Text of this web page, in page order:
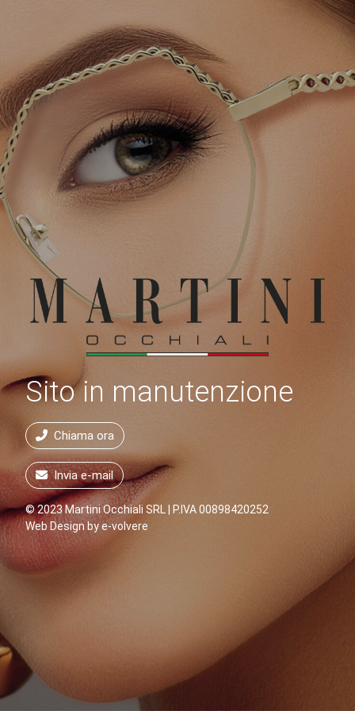
Sito in manutenzione
Chiama ora
Invia e-mail
© 2023 Martini Occhiali SRL | P.IVA 00898420252
Web Design bye-volvere